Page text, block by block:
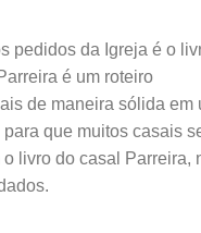
pedidos da Igreja é o
é um roteiro
de maneira sólida em
que muitos casais
livro do casal Parreira,